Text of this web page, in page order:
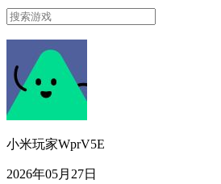
小米玩家WprV5E
2026年05月27日